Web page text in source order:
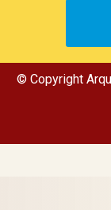
© Copyright